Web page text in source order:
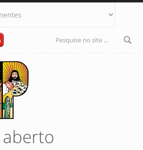
Formulário
aberto